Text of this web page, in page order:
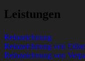
Leistungen
Reinzeichnung
Reinzeichnung von
Reinzeichnung von